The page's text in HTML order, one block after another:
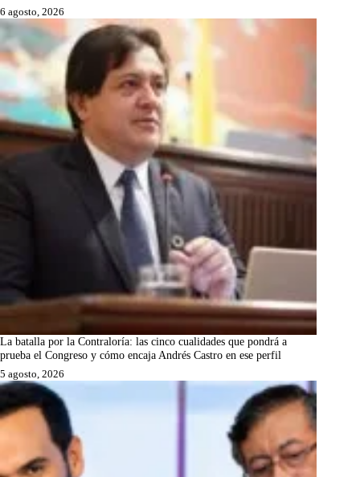
6 agosto, 2026
La batalla por la Contraloría: las cinco cualidades que pondrá a
prueba el Congreso y cómo encaja Andrés Castro en ese perfil
5 agosto, 2026